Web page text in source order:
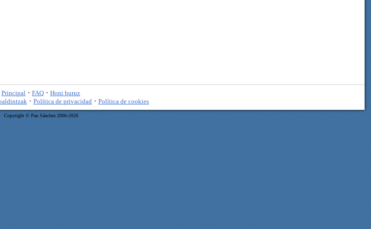
Principal · FAQ · Honi buruz
· Política de privacidad · Política de cookies
Copyright © Pau Sánchez 2006-2026